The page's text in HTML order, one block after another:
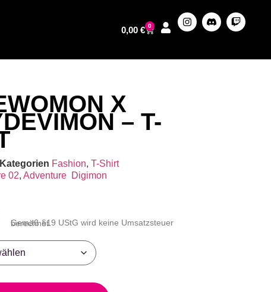
0,00 € 0
X
– T-
Kategorien Fashion, T-Shirt
02, Adventure Digimon
Gemäß §19 UStG wird keine Umsatzsteuer berechnet.